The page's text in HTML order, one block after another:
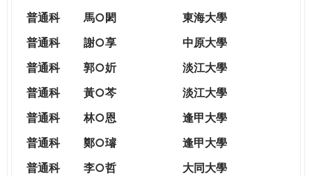
普通科
馬○閎
東海大學
普通科
謝○享
中原大學
普通科
郭○妡
淡江大學
普通科
黃○芩
淡江大學
普通科
林○恩
逢甲大學
普通科
鄭○璿
逢甲大學
普通科
李○哲
大同大學